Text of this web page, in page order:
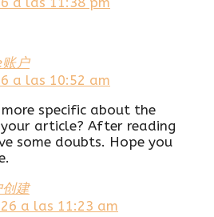
户
a las 10:52 am
more specific about the
article? After reading
some doubts. Hope you
建
a las 11:23 am